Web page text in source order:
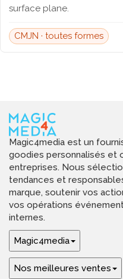
surface plane.
CMJN · toutes formes
Magic4media est un
goodies personnalisés et
entreprises. Nous
tendances et
marque, soutenir vos
vos opérations
internes.
Magic4media
Nos meilleures ventes